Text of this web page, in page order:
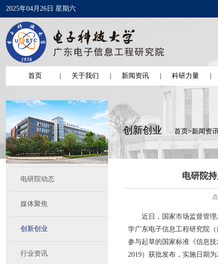
2025年04月26日 星期六
首页 关于我们 新闻资讯 科研力量
电研院动态
媒体聚焦
创新创业
行业资讯
创新创业 首页>新闻资
电研院
近日，国家市场监督管
学广东电子信息工程研究院
参与起草的国家标准《信息
2019）获批发布，实施日期为